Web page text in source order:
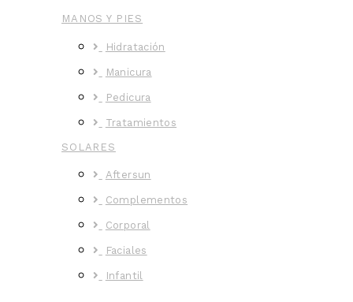
MANOS Y PIES
Hidratación
Manicura
Pedicura
Tratamientos
SOLARES
Aftersun
Complementos
Corporal
Faciales
Infantil